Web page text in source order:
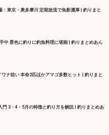
：東京・奥多摩川 定期放流で魚影濃厚 | 釣りまと
中 景色に釣りに釣魚料理に堪能 | 釣りまとめあん
ナ狙い 本命2匹ほかアマゴ多数ヒット | 釣りまと
門 3・4・5月の特徴と釣り方を解説 | 釣りまとめあ